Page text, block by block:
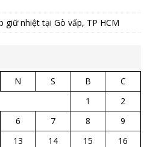
giữ nhiệt tại Gò vấp, TP HCM
N S B
C
1
2
6 7 8
9
13 14 15
16